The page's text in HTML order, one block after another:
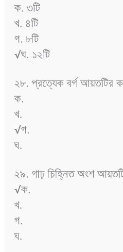
ক. ৩টি
খ. ৪টি
গ. ৮টি
√ঘ. ১২টি
২৮. প্রত্যেক বর্গ আয়তটির
ক.
খ.
√গ.
ঘ.
২৯. গাঢ় চিহ্নিত অংশ
√ক.
খ.
গ.
ঘ.